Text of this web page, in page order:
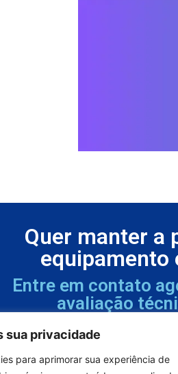
sua privacidade
para aprimorar sua experiência de
Quer manter a
equipamento
Entre em contato
avaliação